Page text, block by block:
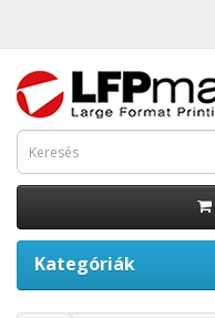
Kategóriák